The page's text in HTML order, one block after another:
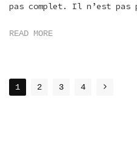
pas complet. Il n’est pas
READ MORE
POSTS
NAVIGATION
1 2 3 4